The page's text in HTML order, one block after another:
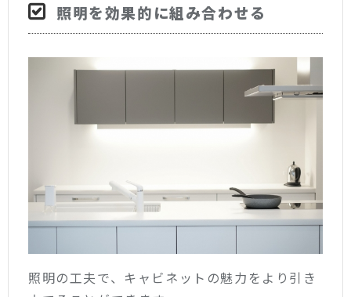
照明を効果的に組み合わせる
照明の工夫で、キャビネットの魅力をより引き